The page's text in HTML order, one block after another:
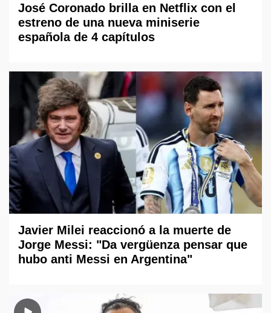
José Coronado brilla en Netflix con el
estreno de una nueva miniserie
española de 4 capítulos
Javier Milei reaccionó a la muerte de
Jorge Messi: "Da vergüenza pensar que
hubo anti Messi en Argentina"